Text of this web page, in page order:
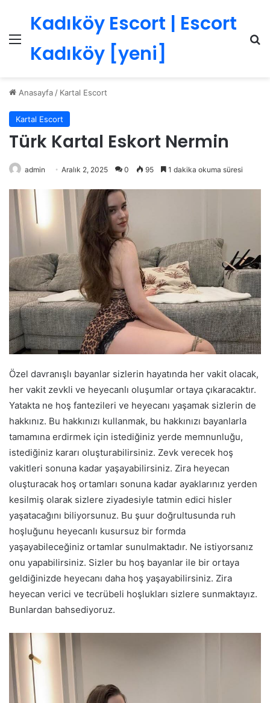
Menü
Kadıköy Escort | Escort
Kadıköy [yeni]
Anasayfa / Kartal Escort
Kartal Escort
Türk Kartal Eskort Nermin
admin Aralık 2, 2025 0 95 1 dakika okuma süresi
Özel davranışlı bayanlar sizlerin hayatında her vakit olacak,
her vakit zevkli ve heyecanlı oluşumlar ortaya çıkaracaktır.
Yatakta ne hoş fantezileri ve heyecanı yaşamak sizlerin de
hakkınız. Bu hakkınızı kullanmak, bu hakkınızı bayanlarla
tamamına erdirmek için istediğiniz yerde memnunluğu,
istediğiniz kararı oluşturabilirsiniz. Zevk verecek hoş
vakitleri sonuna kadar yaşayabilirsiniz. Zira heyecan
oluşturacak hoş ortamları sonuna kadar ayaklarınız yerden
kesilmiş olarak sizlere ziyadesiyle tatmin edici hisler
yaşatacağını biliyorsunuz. Bu şuur doğrultusunda ruh
hoşluğunu heyecanlı kusursuz bir formda
yaşayabileceğiniz ortamlar sunulmaktadır. Ne istiyorsanız
onu yapabilirsiniz. Sizler bu hoş bayanlar ile bir ortaya
geldiğinizde heyecanı daha hoş yaşayabilirsiniz. Zira
heyecan verici ve tecrübeli hoşlukları sizlere sunmaktayız.
Bunlardan bahsediyoruz.